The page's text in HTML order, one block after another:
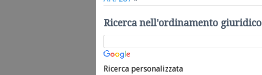
Ricerca nell'ordinamento giuridico
Ricerca personalizzata